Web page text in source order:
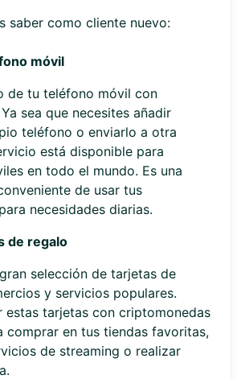
saber como cliente nuevo:
móvil
de tu teléfono móvil con
sea que necesites añadir
teléfono o enviarlo a otra
está disponible para
en todo el mundo. Es una
de usar tus
necesidades diarias.
de regalo
selección de tarjetas de
y servicios populares.
estas tarjetas con criptomonedas
comprar en tus tiendas favoritas,
de streaming o realizar